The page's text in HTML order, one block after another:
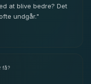
at blive bedre? Det
undgår."
få?